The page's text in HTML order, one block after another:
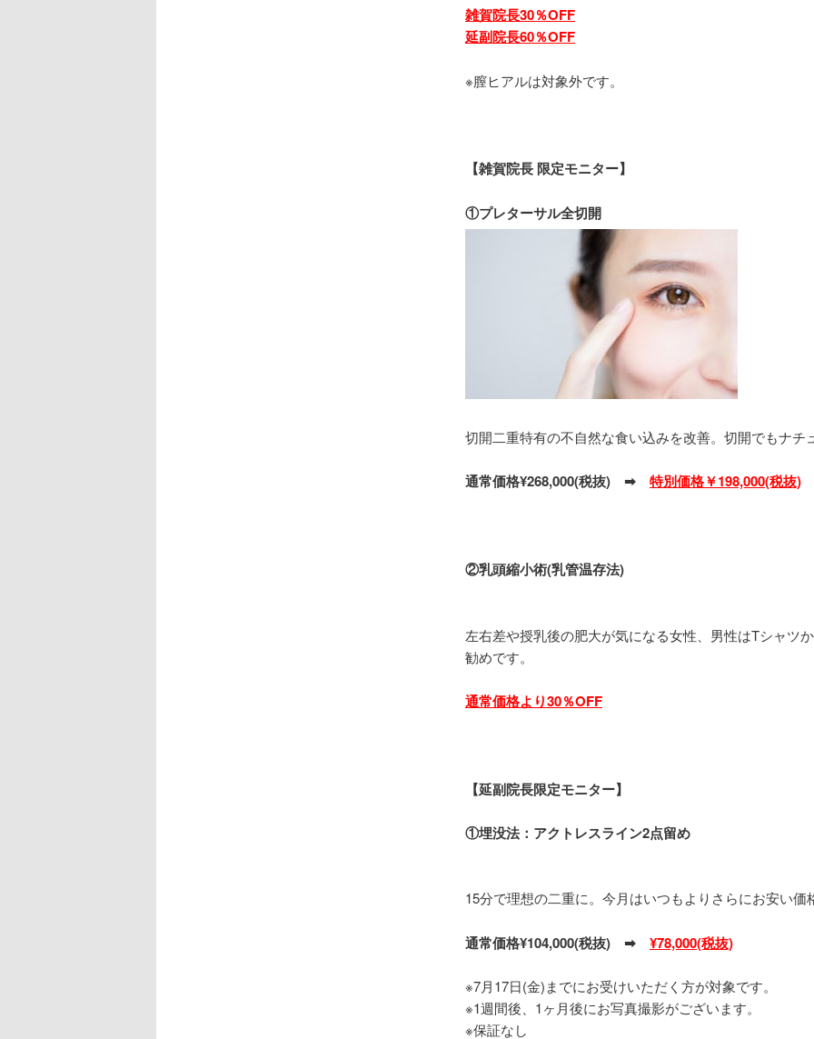
雑賀院長30％OFF
延副院長60％OFF
※膣ヒアルは対象外です。
【雑賀院長 限定モニター】
①プレターサル全切開
切開二重特有の不自然な食い込みを改善。切開でもナチ
通常価格¥268,000(税抜) ➡ 特別価格￥198,000(税抜)
②乳頭縮小術(乳管温存法)
左右差や授乳後の肥大が気になる女性、男性はTシャツ
勧めです。
通常価格より30％OFF
【延副院長限定モニター】
①埋没法：アクトレスライン2点留め
15分で理想の二重に。今月はいつもよりさらにお安い
通常価格¥104,000(税抜) ➡ ¥78,000(税抜)
※7月17日(金)までにお受けいただく方が対象です。
※1週間後、1ヶ月後にお写真撮影がございます。
※保証なし